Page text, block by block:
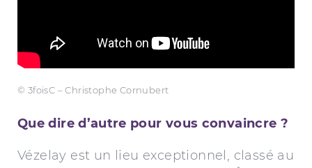
© 3foisC – Christophe Cornubert
Que dire d’autre pour vous convaincre ?
Vézelay est un lieu exceptionnel, classé au